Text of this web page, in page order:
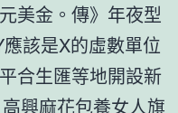
美金。傳》年夜型
該是X的虛數單位
合生匯等地開設新
興麻花包養女人旗